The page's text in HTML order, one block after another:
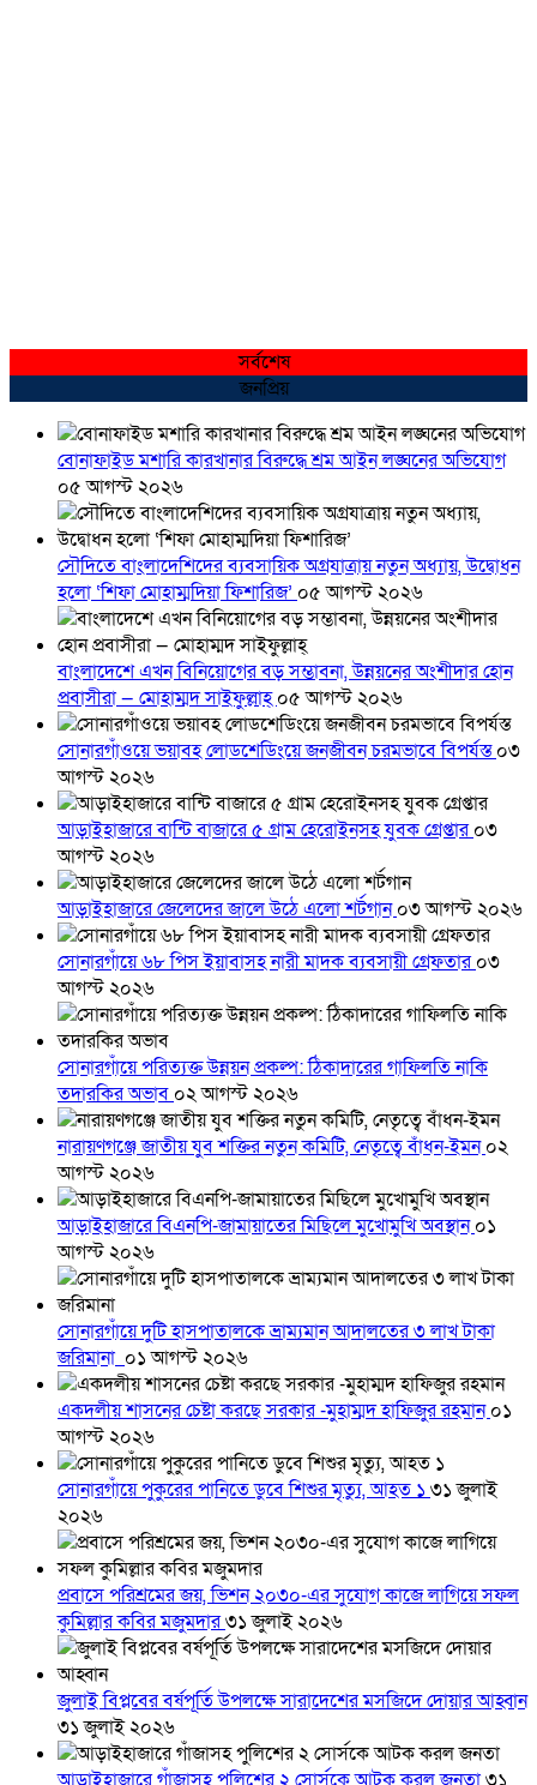
সর্বশেষ
জনপ্রিয়
বোনাফাইড মশারি কারখানার বিরুদ্ধে শ্রম আইন লঙ্ঘনের অভিযোগ
০৫ আগস্ট ২০২৬
সৌদিতে বাংলাদেশিদের ব্যবসায়িক অগ্রযাত্রায় নতুন অধ্যায়, উদ্বোধন
হলো ‘শিফা মোহাম্মদিয়া ফিশারিজ’ ০৫ আগস্ট ২০২৬
বাংলাদেশে এখন বিনিয়োগের বড় সম্ভাবনা, উন্নয়নের অংশীদার হোন
প্রবাসীরা — মোহাম্মদ সাইফুল্লাহ্০৫ আগস্ট ২০২৬
সোনারগাঁওয়ে ভয়াবহ লোডশেডিংয়ে জনজীবন চরমভাবে বিপর্যস্ত০৩
আগস্ট ২০২৬
আড়াইহাজারে বান্টি বাজারে ৫ গ্রাম হেরোইনসহ যুবক গ্রেপ্তার০৩
আগস্ট ২০২৬
আড়াইহাজারে জেলেদের জালে উঠে এলো শর্টগান০৩ আগস্ট ২০২৬
সোনারগাঁয়ে ৬৮ পিস ইয়াবাসহ নারী মাদক ব্যবসায়ী গ্রেফতার০৩
আগস্ট ২০২৬
সোনারগাঁয়ে পরিত্যক্ত উন্নয়ন প্রকল্প: ঠিকাদারের গাফিলতি নাকি
তদারকির অভাব ০২ আগস্ট ২০২৬
নারায়ণগঞ্জে জাতীয় যুব শক্তির নতুন কমিটি, নেতৃত্বে বাঁধন-ইমন০২
আগস্ট ২০২৬
আড়াইহাজারে বিএনপি-জামায়াতের মিছিলে মুখোমুখি অবস্থান০১
আগস্ট ২০২৬
সোনারগাঁয়ে দুটি হাসপাতালকে ভ্রাম্যমান আদালতের ৩ লাখ টাকা
জরিমানা ০১ আগস্ট ২০২৬
একদলীয় শাসনের চেষ্টা করছে সরকার -মুহাম্মদ হাফিজুর রহমান০১
আগস্ট ২০২৬
সোনারগাঁয়ে পুকুরের পানিতে ডুবে শিশুর মৃত্যু, আহত ১ ৩১ জুলাই
২০২৬
প্রবাসে পরিশ্রমের জয়, ভিশন ২০৩০-এর সুযোগ কাজে লাগিয়ে সফল
কুমিল্লার কবির মজুমদার৩১ জুলাই ২০২৬
জুলাই বিপ্লবের বর্ষপূর্তি উপলক্ষে সারাদেশের মসজিদে দোয়ার আহ্বান
৩১ জুলাই ২০২৬